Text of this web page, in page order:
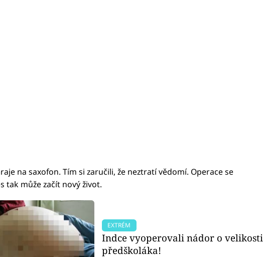
na saxofon. Tím si zaručili, že neztratí vědomí. Operace se
tak může začít nový život.
EXTRÉM
Indce vyoperovali nádor o velikosti
předškoláka!